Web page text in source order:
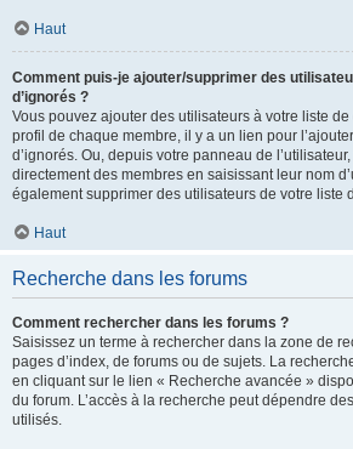
Haut
Comment puis-je ajouter/supprimer des
d’ignorés ?
Vous pouvez ajouter des utilisateurs à votre liste
profil de chaque membre, il y a un lien pour
d’ignorés. Ou, depuis votre panneau de
directement des membres en saisissant leur nom
également supprimer des utilisateurs de votre liste
Haut
Recherche dans les forums
Comment rechercher dans les forums ?
Saisissez un terme à rechercher dans la zone de
pages d’index, de forums ou de sujets. La
en cliquant sur le lien « Recherche avancée »
du forum. L’accès à la recherche peut dépendre
utilisés.